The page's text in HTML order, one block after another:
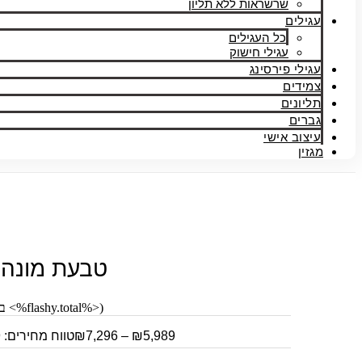
שרשראות ללא תליון
עגילים
כל העגילים
עגילי חישוק
עגילי פירסינג
צמידים
תליונים
גברים
עיצוב אישי
מגזין
טבעת
(<%flashy.total%> ביקורות)
₪5,989
–
₪7,296 טווח מחירים: ⁦₪5,989⁩ עד ⁦₪7,296⁩